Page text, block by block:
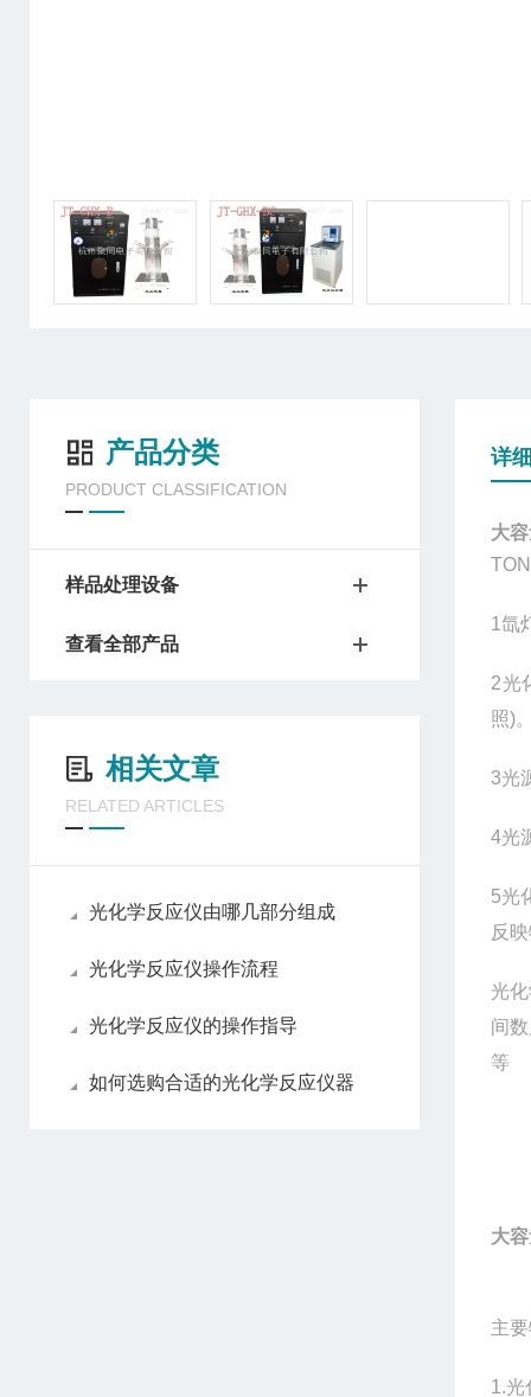
产品分类
PRODUCT CLASSIFICATION
样品处理设备
查看全部产品
相关文章
RELATED ARTICLES
光化学反应仪由哪几部分组成
光化学反应仪操作流程
光化学反应仪的操作指导
如何选购合适的光化学反应仪器
详
大
1 氙
2光
照)
3光
4光
5光
反
光
间
等
大
主
1.光